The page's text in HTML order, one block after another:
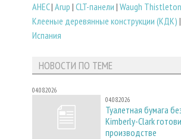
AHEC| Arup | CLT-панели | Waugh
Клееные деревянные конструкции (КДК) |
Испания
НОВОСТИ ПО ТЕМЕ
04.08.2026
04.08.2026
Туалетная бумага
Kimberly-Clark
производстве